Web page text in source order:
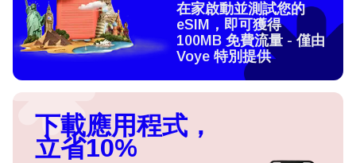
在家啟動並測試您的
eSIM，即可獲得
100MB 免費流量 - 僅由
Voye 特別提供
下載應用程式，
立省10%